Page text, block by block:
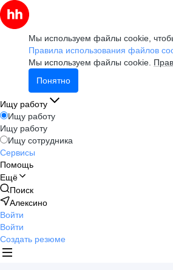
Мы используем файлы cookie,
Правила использования файлов
Мы используем файлы cookie.
Понятно
Ищу работу
Ищу работу
Ищу работу
Ищу сотрудника
Сервисы
Помощь
Ещё
Поиск
Алексино
Войти
Войти
Создать резюме